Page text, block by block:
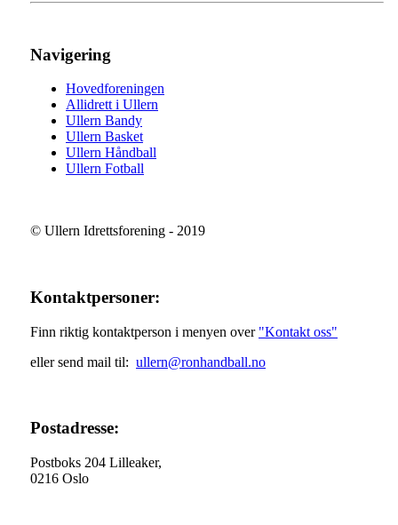
Navigering
Hovedforeningen
Allidrett i Ullern
Ullern Bandy
Ullern Basket
Ullern Håndball
Ullern Fotball
© Ullern Idrettsforening - 2019
Kontaktpersoner:
Finn riktig kontaktperson i menyen over "Kontakt oss"
eller send mail til: ullern@ronhandball.no
Postadresse:
Postboks 204 Lilleaker,
0216 Oslo